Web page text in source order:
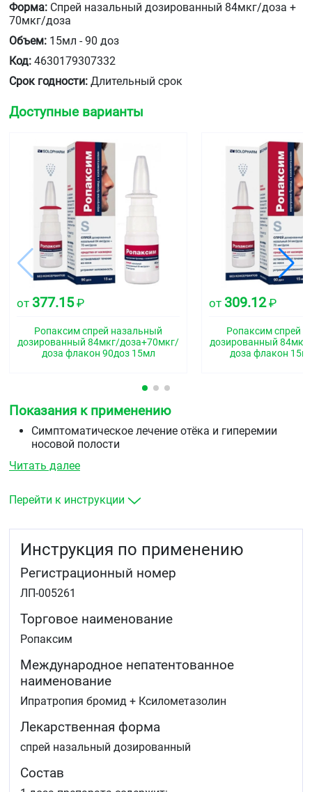
Форма: Спрей назальный дозированный 84мкг/доза +
70мкг/доза
Объем: 15мл - 90 доз
Код: 4630179307332
Срок годности: Длительный срок
Доступные варианты
от 377.15₽
Ропаксим спрей назальный
дозированный 84мкг/доза+70мкг/
доза флакон 90доз 15мл
от 309.12₽
Ропаксим спрей
дозированный
доза флакон
Показания к применению
Симптоматическое лечение отёка и гиперемии
носовой полости
ринита (насморка), сопровождающегося
поллиноз, синусит.
Читать далее
Перейти к инструкции
Инструкция по применению
Регистрационный номер
ЛП-005261
Торговое наименование
Ропаксим
Международное непатентованное
наименование
Ипратропия бромид + Ксилометазолин
Лекарственная форма
спрей назальный дозированный
Состав